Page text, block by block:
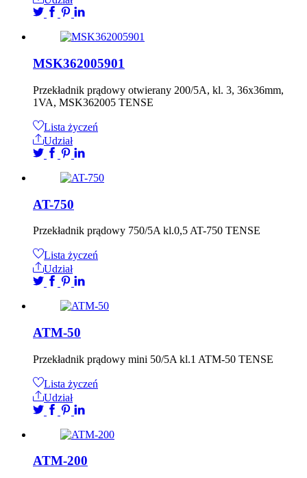
MSK362005901
Przekładnik prądowy otwierany 200/5A, kl. 3, 36x36mm,
1VA, MSK362005 TENSE
Lista życzeń
Udział
AT-750
Przekładnik prądowy 750/5A kl.0,5 AT-750 TENSE
Lista życzeń
Udział
ATM-50
Przekładnik prądowy mini 50/5A kl.1 ATM-50 TENSE
Lista życzeń
Udział
ATM-200